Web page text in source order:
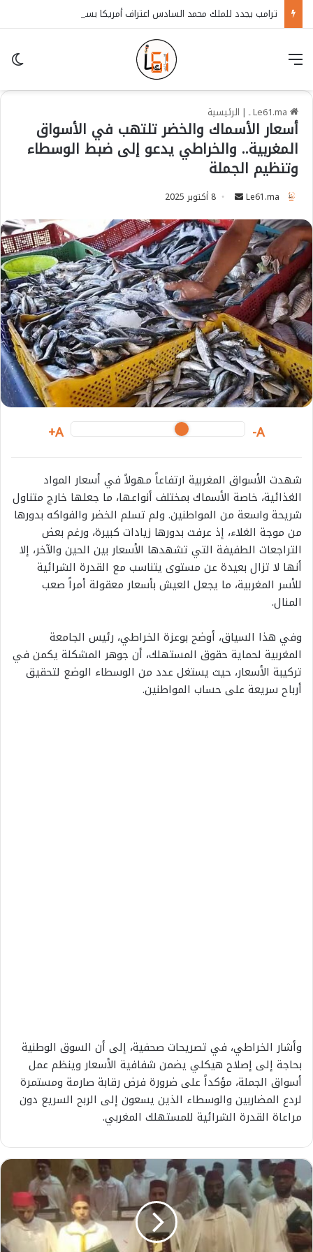
| الرئيسية
أسعار الأسماك والخضر تلتهب في الأسواق
المغربية.. والخراطي يدعو إلى ضبط الوسطاء
وتنظيم الجملة
Le61.ma
n
a
n
e
m
a
i
l
8 أكتوبر 2025
A-
A+
شهدت الأسواق المغربية ارتفاعاً مهولاً في أسعار المواد
الغذائية، خاصة الأسماك بمختلف أنواعها، ما جعلها خارج متناول
شريحة واسعة من المواطنين. ولم تسلم الخضر والفواكه بدورها
من موجة الغلاء، إذ عرفت بدورها زيادات كبيرة، ورغم بعض
التراجعات الطفيفة التي تشهدها الأسعار بين الحين والآخر، إلا
أنها لا تزال بعيدة عن مستوى يتناسب مع القدرة الشرائية
للأسر المغربية، ما يجعل العيش بأسعار معقولة أمراً صعب
المنال.
وفي هذا السياق، أوضح بوعزة الخراطي، رئيس الجامعة
المغربية لحماية حقوق المستهلك، أن جوهر المشكلة يكمن في
تركيبة الأسعار، حيث يستغل عدد من الوسطاء الوضع لتحقيق
أرباح سريعة على حساب المواطنين.
وأشار الخراطي، في تصريحات صحفية، إلى أن السوق الوطنية
بحاجة إلى إصلاح هيكلي يضمن شفافية الأسعار وينظم عمل
أسواق الجملة، مؤكداً على ضرورة فرض رقابة صارمة ومستمرة
لردع المضاربين والوسطاء الذين يسعون إلى الربح السريع دون
مراعاة القدرة الشرائية للمستهلك المغربي.
ت
ت
و
ي
ج
ا